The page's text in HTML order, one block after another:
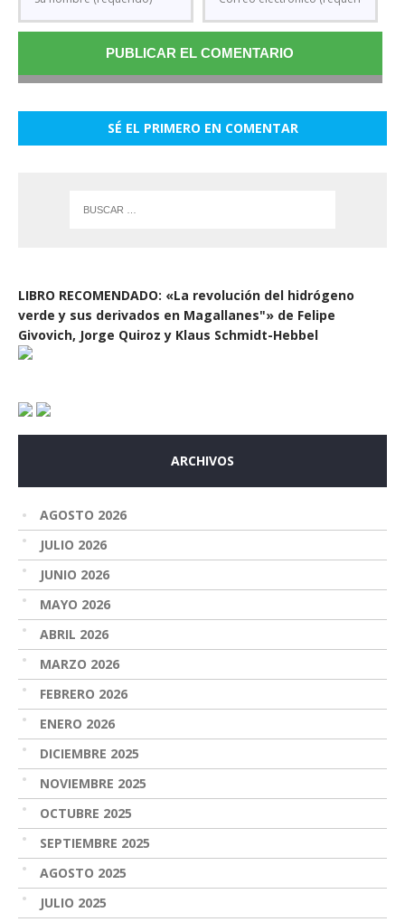
SÉ EL PRIMERO EN COMENTAR
LIBRO RECOMENDADO: «La revolución del hidrógeno
verde y sus derivados en Magallanes"» de Felipe
Givovich, Jorge Quiroz y Klaus Schmidt-Hebbel
ARCHIVOS
AGOSTO 2026
JULIO 2026
JUNIO 2026
MAYO 2026
ABRIL 2026
MARZO 2026
FEBRERO 2026
ENERO 2026
DICIEMBRE 2025
NOVIEMBRE 2025
OCTUBRE 2025
SEPTIEMBRE 2025
AGOSTO 2025
JULIO 2025